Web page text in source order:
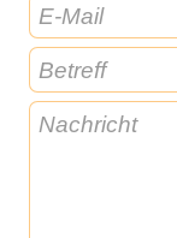
E-Mail
Betreff
Nachricht